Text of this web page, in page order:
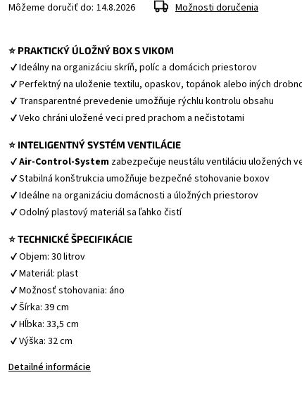
⭐ PRAKTICKÝ ÚLOŽNÝ BOX S VIKOM
✔ Ideálny na organizáciu skríň, políc a domácich priestorov
✔ Perfektný na uloženie textilu, opaskov, topánok alebo iných
✔ Transparentné prevedenie umožňuje rýchlu kontrolu obsahu
✔ Veko chráni uložené veci pred prachom a nečistotami
⭐ INTELIGENTNÝ SYSTÉM VENTILÁCIE
✔ Air-Control-System zabezpečuje neustálu ventiláciu uložených
✔ Stabilná konštrukcia umožňuje bezpečné stohovanie boxov
✔ Ideálne na organizáciu domácnosti a úložných priestorov
✔ Odolný plastový materiál sa ľahko čistí
⭐ TECHNICKÉ ŠPECIFIKÁCIE
✔ Objem: 30 litrov
✔ Materiál: plast
✔ Možnosť stohovania: áno
✔ Šírka: 39 cm
✔ Hĺbka: 33,5 cm
✔ Výška: 32 cm
Detailné informácie
Môžeme doručiť do: 14.8.2026 Možnosti doručenia